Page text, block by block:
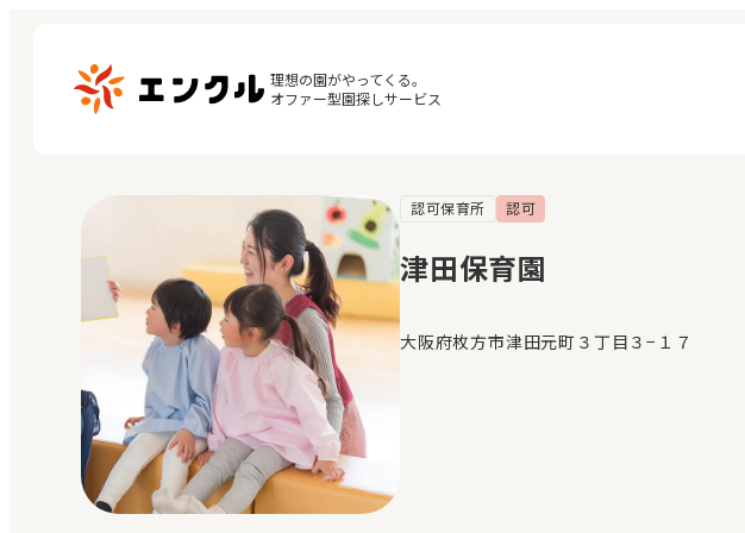
理想の園がやってくる。
オファー型園探しサービス
保育園・幼稚園を探す
地図から探す
地域から探す
マイページ
閲覧履歴
お気に入り
認可保育所 認可
津田保育園
大阪府枚方市津田元町３丁目３−１７